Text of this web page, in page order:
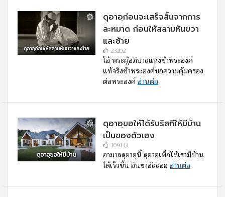
ดุอาอฺก่อนจะเสร็จสิ้นจากการ
ละหมาด ก่อนให้สลามหันขวา
และซ้าย
23202
โอ้ พระผู้อภิบาลแห่งข้าพระองค์
แท้จริงข้าพระองค์ขอความคุ้มครอง
ต่อพระองค์อ่านต่อ
ดุอาอฺขอให้ได้รับริสกีให้มีบ้าน
เป็นของตัวเอง
109144
อามาลดุอาอฺนี้ ดุอาอฺเพื่อให้เรามีบ้าน
ได้เร็วขึ้น อินชาอัลลอฮฺ อ่านต่อ